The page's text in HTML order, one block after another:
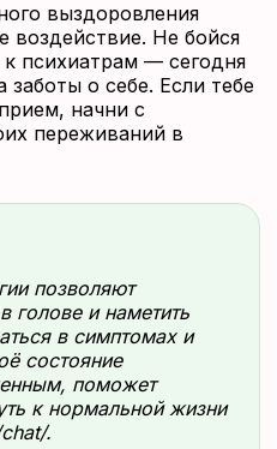
выздоровления
воздействие. Не бойся
психиатрам — сегодня
заботы о себе. Если тебе
начни с
переживаний в
позволяют
голове и наметить
в симптомах и
состояние
поможет
к нормальной жизни
.